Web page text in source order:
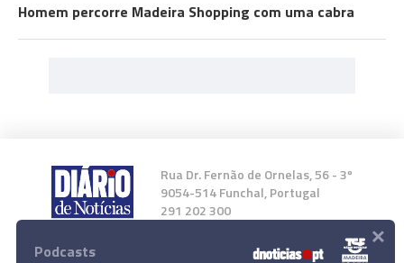
Homem percorre Madeira Shopping com uma cabra
Rua Dr. Fernão de Ornelas, 56 - 3º
9054-514 Funchal, Portugal
291 202 300
Instale a nossa App
Podcasts ×